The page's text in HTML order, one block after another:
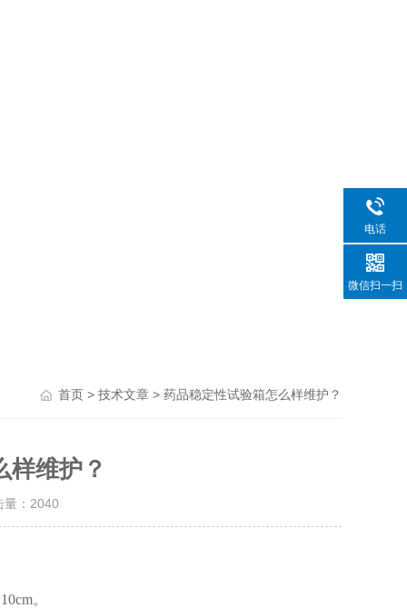
首页 > 技术文章 > 药品稳定性试验箱怎么样维护？
样维护？
： 2040
。
电话
微信扫一扫